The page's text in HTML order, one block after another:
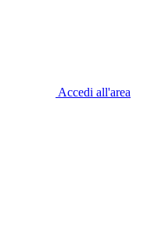
Accedi all'area